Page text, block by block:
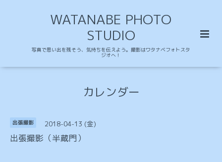
WATANABE PHOTO
STUDIO
写真で思い出を残そう、気持ちを伝えよう。撮影はワタナベフォトスタ
ジオへ！
カレンダー
出張撮影 2018-04-13 (金)
出張撮影（半蔵門）